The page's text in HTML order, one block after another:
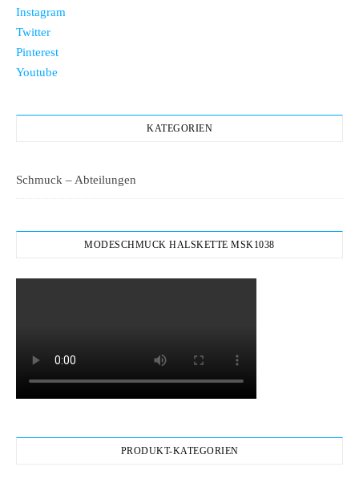
Instagram
Twitter
Pinterest
Youtube
KATEGORIEN
Schmuck – Abteilungen
MODESCHMUCK HALSKETTE MSK1038
PRODUKT-KATEGORIEN